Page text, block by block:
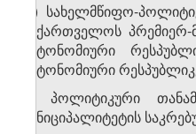
თ) სახელმწიფო-
საქართველოს
ავტონომიური
ავტონომიური
ი) პოლიტიკური
მუნიციპალიტეტის